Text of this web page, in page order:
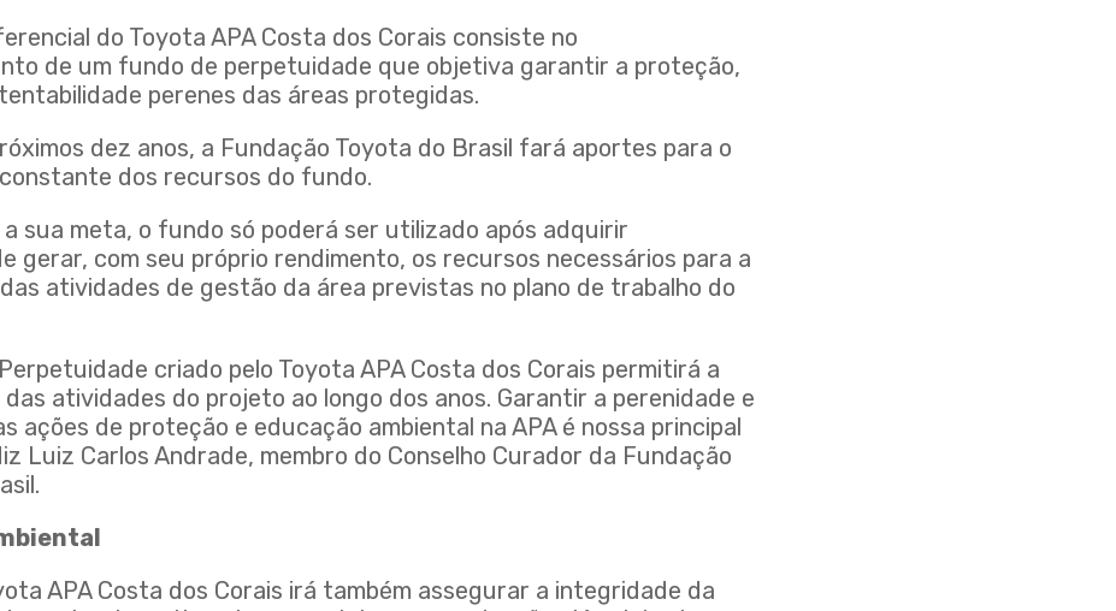
do Toyota APA Costa dos Corais consiste no
de um fundo de perpetuidade que objetiva garantir a proteção,
perenes das áreas protegidas.
dez anos, a Fundação Toyota do Brasil fará aportes para o
dos recursos do fundo.
sua meta, o fundo só poderá ser utilizado após adquirir
gerar, com seu próprio rendimento, os recursos necessários para a
atividades de gestão da área previstas no plano de trabalho do
criado pelo Toyota APA Costa dos Corais permitirá a
atividades do projeto ao longo dos anos. Garantir a perenidade e
ações de proteção e educação ambiental na APA é nossa principal
Luiz Carlos Andrade, membro do Conselho Curador da Fundação
APA Costa dos Corais irá também assegurar a integridade da